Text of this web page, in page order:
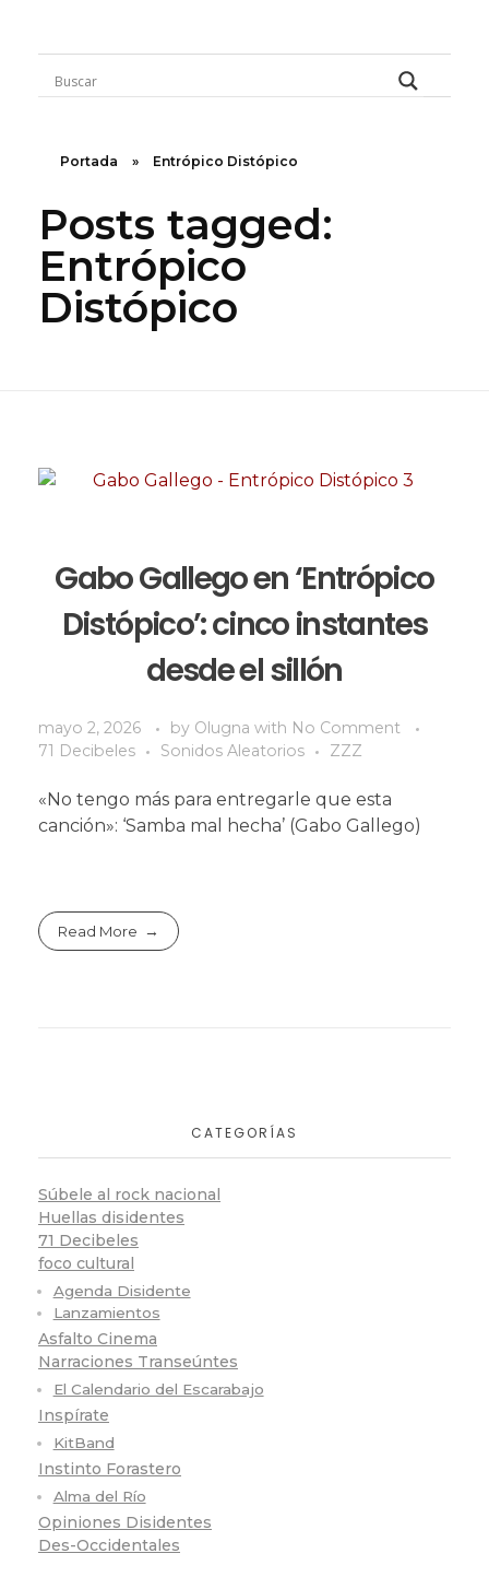
Rugidos Disidentes
Bogotá - Colombia | ISSN 2619-5569
Portada » Entrópico Distópico
Posts tagged:
Entrópico
Distópico
Gabo Gallego en ‘Entrópico
Distópico’: cinco instantes
desde el sillón
mayo 2, 2026 by Olugna with No Comment
71 Decibeles
Sonidos Aleatorios ZZZ
«No tengo más para entregarle que esta
canción»: ‘Samba mal hecha’ (Gabo Gallego)
Read More
CATEGORÍAS
Súbele al rock nacional
Huellas disidentes
71 Decibeles
foco cultural
Agenda Disidente
Lanzamientos
Asfalto Cinema
Narraciones Transeúntes
El Calendario del Escarabajo
Inspírate
KitBand
Instinto Forastero
Alma del Río
Opiniones Disidentes
Des-Occidentales